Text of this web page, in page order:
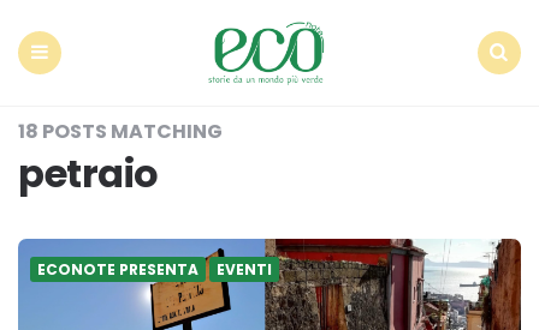
18 POSTS MATCHING
petraio
ECONOTE PRESENTA EVENTI